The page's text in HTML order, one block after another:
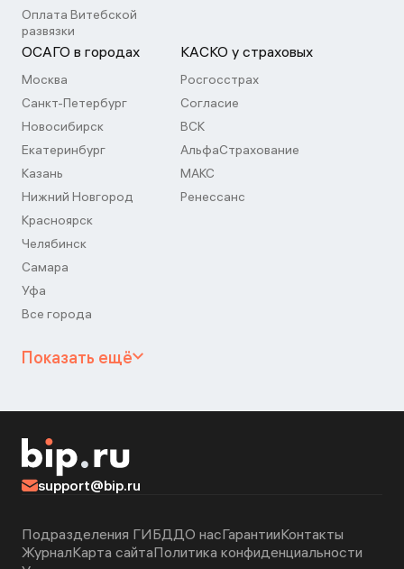
Оплата Витебской
развязки
ОСАГО в городах
Москва
Санкт-Петербург
Новосибирск
Екатеринбург
Казань
Нижний Новгород
Красноярск
Челябинск
Самара
Уфа
Все города
КАСКО у страховых
Росгосстрах
Согласие
ВСК
АльфаСтрахование
МАКС
Ренессанс
Показать ещё
support@bip.ru
Подразделения ГИБДДО насГарантииКонтакты
ЖурналКарта сайтаПолитика конфиденциальности